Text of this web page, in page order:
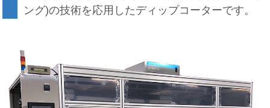
ング)の技術を応用したディップコーターです。